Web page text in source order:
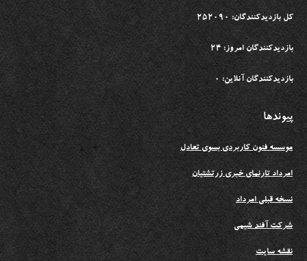
کل بازدیدکنندگان: 252090
بازدیدکنندگان امروز: 24
بازدیدکنندگان آنلاین: 0
پیوندها
موسسه فنون کاربردی بسوی تعادل
امرداد تارنمای خبری زرتشتیان
نسخه قبلی امرداد
شرکت آفند شیمی
نقشه سایت